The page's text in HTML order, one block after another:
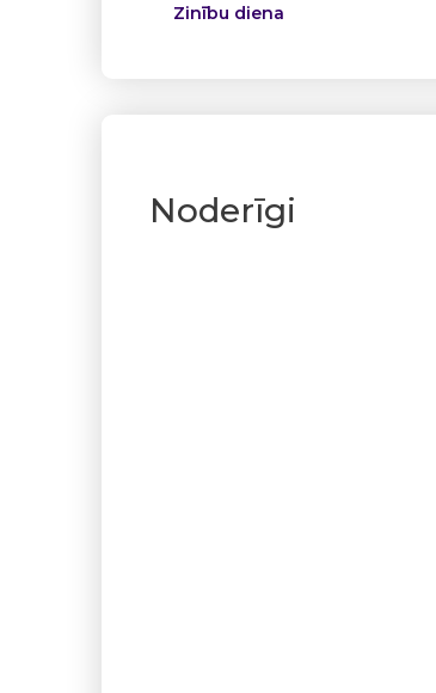
Zinību diena
Noderīgi